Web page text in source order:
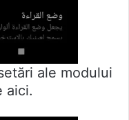
ale modului
aici.